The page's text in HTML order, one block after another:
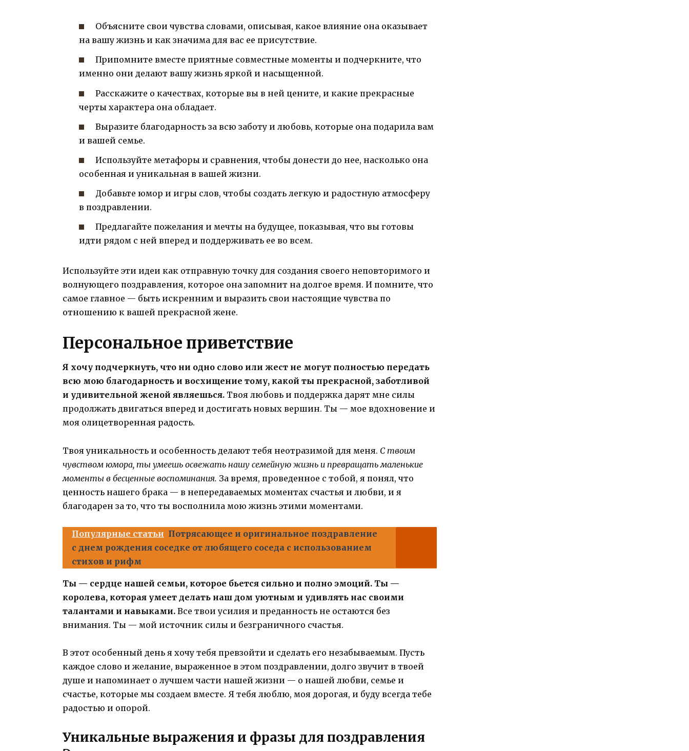
Объясните свои чувства словами, описывая, какое влияние она оказывает
на вашу жизнь и как значима для вас ее присутствие.
Припомните вместе приятные совместные моменты и подчеркните, что
именно они делают вашу жизнь яркой и насыщенной.
Расскажите о качествах, которые вы в ней цените, и какие прекрасные
черты характера она обладает.
Выразите благодарность за всю заботу и любовь, которые она подарила вам
и вашей семье.
Используйте метафоры и сравнения, чтобы донести до нее, насколько она
особенная и уникальная в вашей жизни.
Добавьте юмор и игры слов, чтобы создать легкую и радостную атмосферу
в поздравлении.
Предлагайте пожелания и мечты на будущее, показывая, что вы готовы
идти рядом с ней вперед и поддерживать ее во всем.
Используйте эти идеи как отправную точку для создания своего неповторимого и
волнующего поздравления, которое она запомнит на долгое время. И помните, что
самое главное — быть искренним и выразить свои настоящие чувства по
отношению к вашей прекрасной жене.
Персональное приветствие
Я хочу подчеркнуть, что ни одно слово или жест не могут полностью передать
всю мою благодарность и восхищение тому, какой ты прекрасной, заботливой
и удивительной женой являешься. Твоя любовь и поддержка дарят мне силы
продолжать двигаться вперед и достигать новых вершин. Ты — мое вдохновение и
моя олицетворенная радость.
Твоя уникальность и особенность делают тебя неотразимой для меня. С твоим
чувством юмора, ты умеешь освежать нашу семейную жизнь и превращать маленькие
моменты в бесценные воспоминания. За время, проведенное с тобой, я понял, что
ценность нашего брака — в непередаваемых моментах счастья и любви, и я
благодарен за то, что ты восполнила мою жизнь этими моментами.
Популярные статьи Потрясающее и оригинальное поздравление
с днем рождения соседке от любящего соседа с использованием
стихов и рифм
Ты — сердце нашей семьи, которое бьется сильно и полно эмоций. Ты —
королева, которая умеет делать наш дом уютным и удивлять нас своими
талантами и навыками. Все твои усилия и преданность не остаются без
внимания. Ты — мой источник силы и безграничного счастья.
В этот особенный день я хочу тебя превзойти и сделать его незабываемым. Пусть
каждое слово и желание, выраженное в этом поздравлении, долго звучит в твоей
душе и напоминает о лучшем части нашей жизни — о нашей любви, семье и
счастье, которые мы создаем вместе. Я тебя люблю, моя дорогая, и буду всегда тебе
радостью и опорой.
Уникальные выражения и фразы для поздравления